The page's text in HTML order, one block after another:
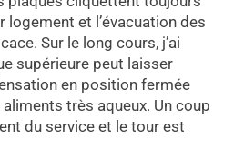
et l’évacuation des
Sur le long cours, j’ai
supérieure peut laisser
en position fermée
très aqueux. Un coup
du service et le tour est